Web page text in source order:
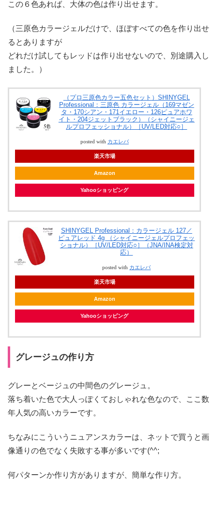
この６色あれば、大体の色は作り出せます。
（三原色カラージェルだけで、ほぼすべての色を作り出せ
るとありますが
どれだけ試してもレッドは作り出せないので、別途購入し
ました。）
（プロ三原色カラー五色セット）SHINYGEL
Professional：三原色 カラージェル（169マゼン
タ・170シアン・171イエロー・126ピュアホワ
イト・204ジェットブラック）（シャイニージェ
ルプロフェッショナル）［UV/LED対応○］
posted with カエレバ
楽天市場
Amazon
Yahooショッピング
SHINYGEL Professional：カラージェル 127／
ピュアレッド 4g （シャイニージェルプロフェッ
ショナル）［UV/LED対応○］（JNA/INA検定対
応）
posted with カエレバ
楽天市場
Amazon
Yahooショッピング
グレージュの作り方
グレーとベージュの中間色のグレージュ。
落ち着いた色で大人っぽくておしゃれな色なので、ここ数
年人気の高いカラーです。
ちなみにこういうニュアンスカラーは、ネットで買うと画
像通りの色でなく失敗する事が多いです(^^;
何パターンか作り方がありますが、簡単な作り方。